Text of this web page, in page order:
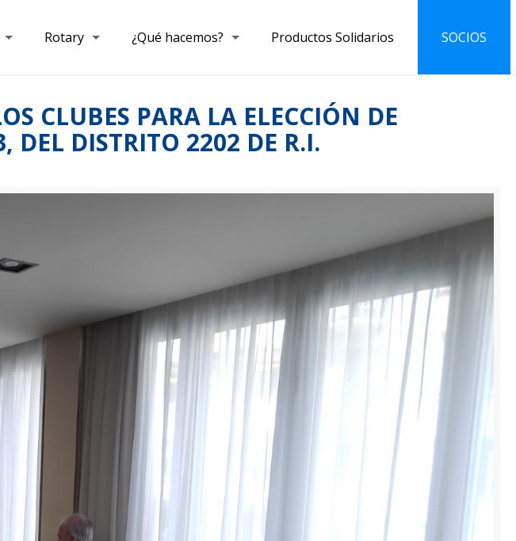
Rotary ¿Qué hacemos? Productos Solidarios SOCIOS
CLUBES PARA LA ELECCIÓN DE
DEL DISTRITO 2202 DE R.I.